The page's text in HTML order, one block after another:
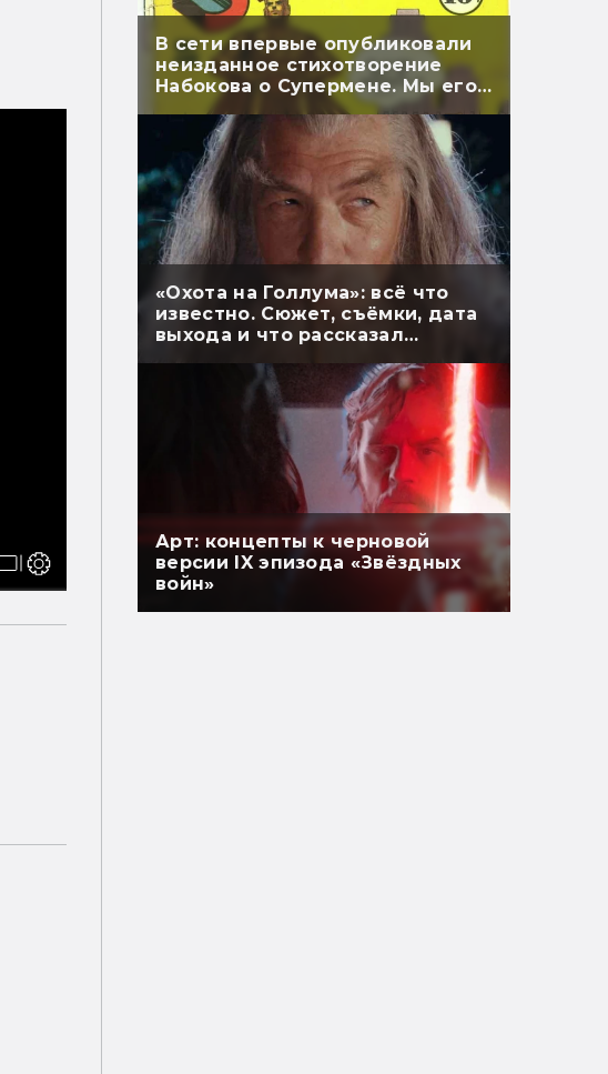
В сети впервые опубликовали
неизданное стихотворение
Набокова о Супермене. Мы его
перевели
«Охота на Голлума»: всё что
известно. Сюжет, съёмки, дата
выхода и что рассказал
Арт: концепты к черновой
версии IX эпизода «Звёздных
войн»